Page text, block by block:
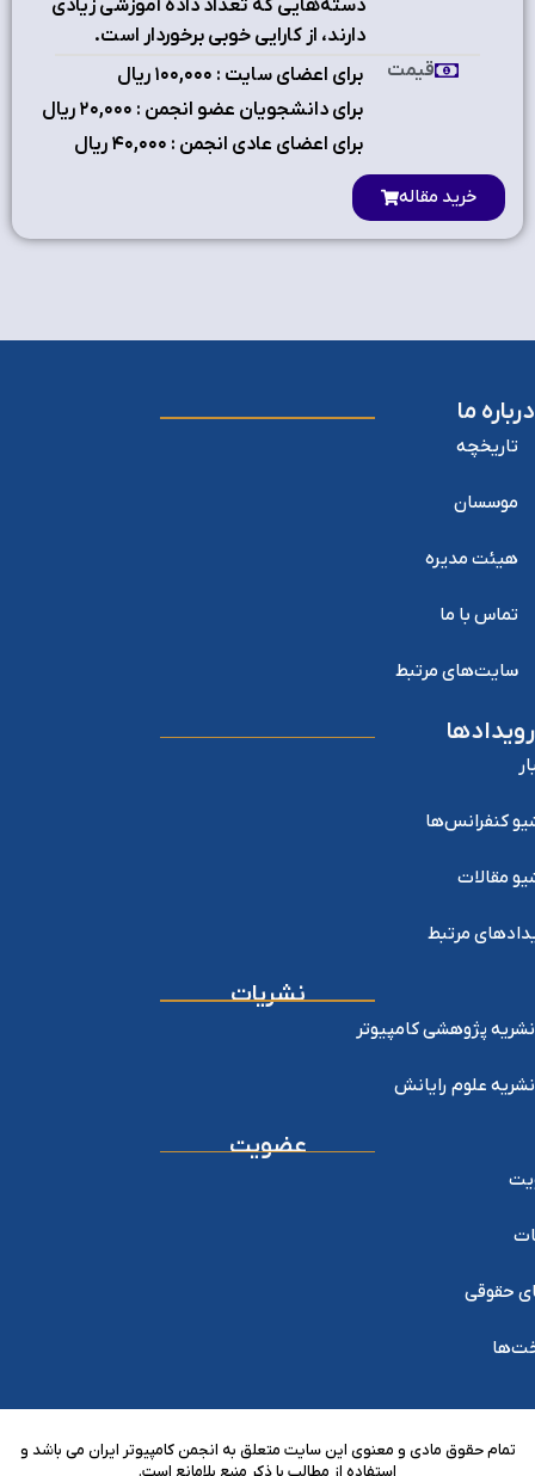
دسته‌هایی که تعداد داده آموزشی زیادی
دارند، از کارایی خوبی برخوردار است.
برای اعضای سایت : ۱٠٠,٠٠٠ ریال
برای دانشجویان عضو انجمن : ۲٠,٠٠٠ ریال
برای اعضای عادی انجمن : ۴٠,٠٠٠ ریال
قیمت
خرید مقاله
درباره ما
تاریخچه
موسسان
هیئت مدیره
تماس با ما
سایت‌های مرتبط
رویدادها
کنفرانس‌ها
مقالات
مرتبط
نشریات
نشریه پژوهشی کامپیوتر
نشریه علوم رایانش
عضویت
حقوقی
تمام حقوق مادی و معنوی این سایت متعلق به انجمن کامپیوتر ایران می باشد و